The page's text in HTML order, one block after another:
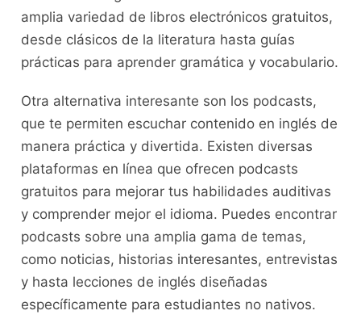
amplia variedad de libros electrónicos gratuitos,
desde clásicos de la literatura hasta​ guías
prácticas⁤ para ‍aprender gramática y vocabulario.
Otra‌ alternativa interesante son ⁣los⁢ podcasts,
que te permiten escuchar‌ contenido ⁢en inglés ⁤de⁣
manera práctica y divertida. Existen ⁢diversas
plataformas ⁣en línea que ofrecen​ podcasts
gratuitos para mejorar tus habilidades auditivas
⁣y comprender ‍mejor el ⁤idioma. Puedes‍ encontrar
podcasts sobre⁤ una amplia gama de‍ temas,
como noticias, historias interesantes,⁢ entrevistas
y hasta​ lecciones de inglés ‍diseñadas
específicamente para estudiantes no ⁤nativos.